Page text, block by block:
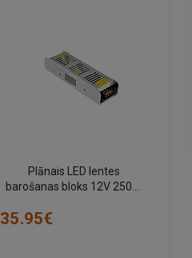
Plānais LED lentes
barošanas bloks 12V 250W
35.95€